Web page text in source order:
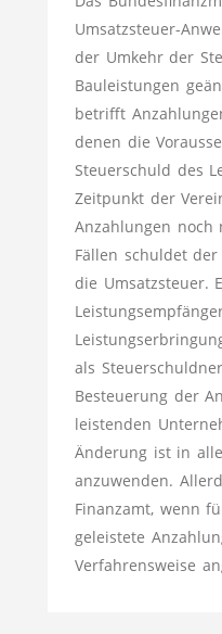
Umsatzsteuer-
der Umkehr der
Bauleistungen
betrifft
denen die
Steuerschuld des
Zeitpunkt der
Anzahlungen noch
Fällen schuldet
die Umsatzsteuer.
als
Besteuerung der
leistenden
Änderung ist in
anzuwenden.
Finanzamt, wenn
geleistete
Verfahrensweise